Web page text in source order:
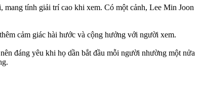
mang tính giải trí cao khi xem. Có một cảnh, Lee Min Joon
cảm giác hài hước và cộng hưởng với người xem.
đáng yêu khi họ dần bắt đầu mỗi người nhường một nửa